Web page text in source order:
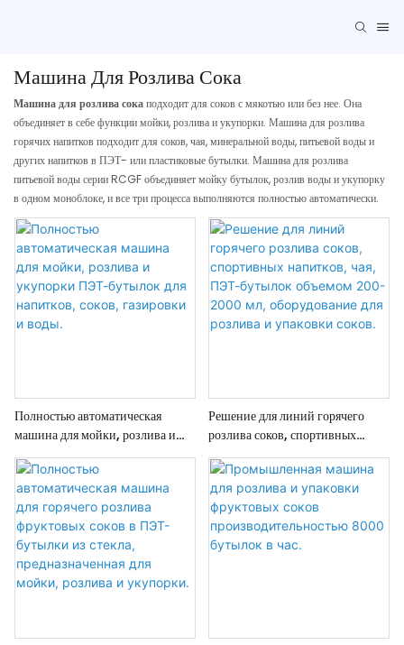
Машина Для Розлива Сока
Машина для розлива сокаподходит для соков с мякотью или без нее. Она
объединяет в себе функции мойки, розлива и укупорки. Машина для розлива
горячих напитков подходит для соков, чая, минеральной воды, питьевой воды и
других напитков в ПЭТ- или пластиковые бутылки. Машина для розлива
питьевой воды серии RCGF объединяет мойку бутылок, розлив воды и укупорку
в одном моноблоке, и все три процесса выполняются полностью автоматически.
Полностью автоматическая
машина для мойки, розлива и
укупорки ПЭТ-бутылок для
напитков, соков, газировки и
воды.
Решение для линий горячего
розлива соков, спортивных
напитков, чая, ПЭТ-бутылок
объемом 200-2000 мл,
оборудование для розлива и
упаковки соков.